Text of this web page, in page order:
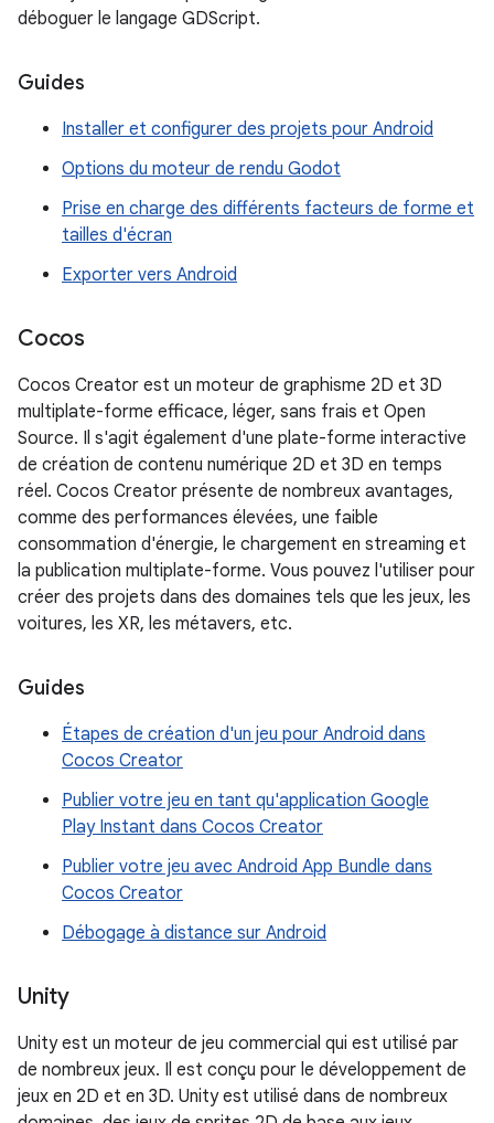
déboguer le langage GDScript.
Guides
Installer et configurer des projets pour Android
Options du moteur de rendu Godot
Prise en charge des différents facteurs de forme et
tailles d'écran
Exporter vers Android
Cocos
Cocos Creator est un moteur de graphisme 2D et 3D
multiplate-forme efficace, léger, sans frais et Open
Source. Il s'agit également d'une plate-forme interactive
de création de contenu numérique 2D et 3D en temps
réel. Cocos Creator présente de nombreux avantages,
comme des performances élevées, une faible
consommation d'énergie, le chargement en streaming et
la publication multiplate-forme. Vous pouvez l'utiliser pour
créer des projets dans des domaines tels que les jeux, les
voitures, les XR, les métavers, etc.
Guides
Étapes de création d'un jeu pour Android dans
Cocos Creator
Publier votre jeu en tant qu'application Google
Play Instant dans Cocos Creator
Publier votre jeu avec Android App Bundle dans
Cocos Creator
Débogage à distance sur Android
Unity
Unity est un moteur de jeu commercial qui est utilisé par
de nombreux jeux. Il est conçu pour le développement de
jeux en 2D et en 3D. Unity est utilisé dans de nombreux